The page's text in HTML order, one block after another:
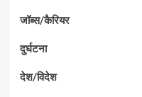
जॉब्स/कैरियर
दुर्घटना
देश/विदेश